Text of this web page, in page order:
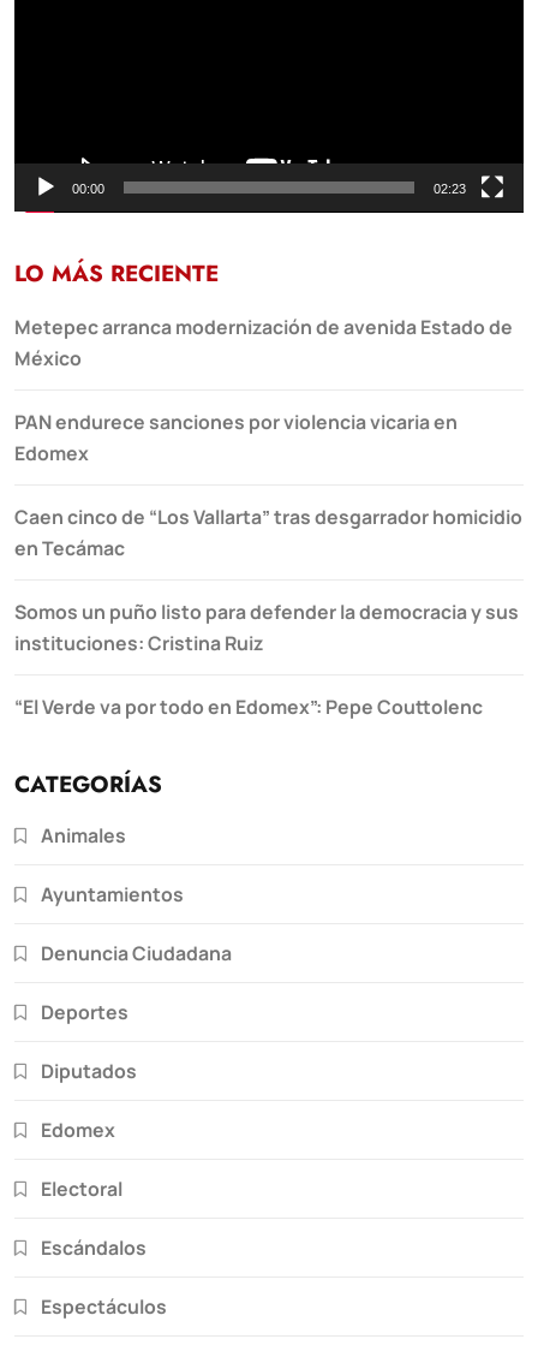
00:00 02:23
LO MÁS RECIENTE
Metepec arranca modernización de avenida Estado de
México
PAN endurece sanciones por violencia vicaria en
Edomex
Caen cinco de “Los Vallarta” tras desgarrador homicidio
en Tecámac
Somos un puño listo para defender la democracia y sus
instituciones: Cristina Ruiz
“El Verde va por todo en Edomex”: Pepe Couttolenc
CATEGORÍAS
Animales
Ayuntamientos
Denuncia Ciudadana
Deportes
Diputados
Edomex
Electoral
Escándalos
Espectáculos